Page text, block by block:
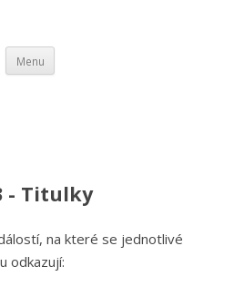
Menu
- Titulky
na které se jednotlivé
odkazují: